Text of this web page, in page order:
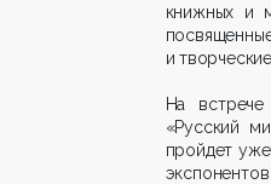
книжных и
и
На встрече
«Русский
пройдет